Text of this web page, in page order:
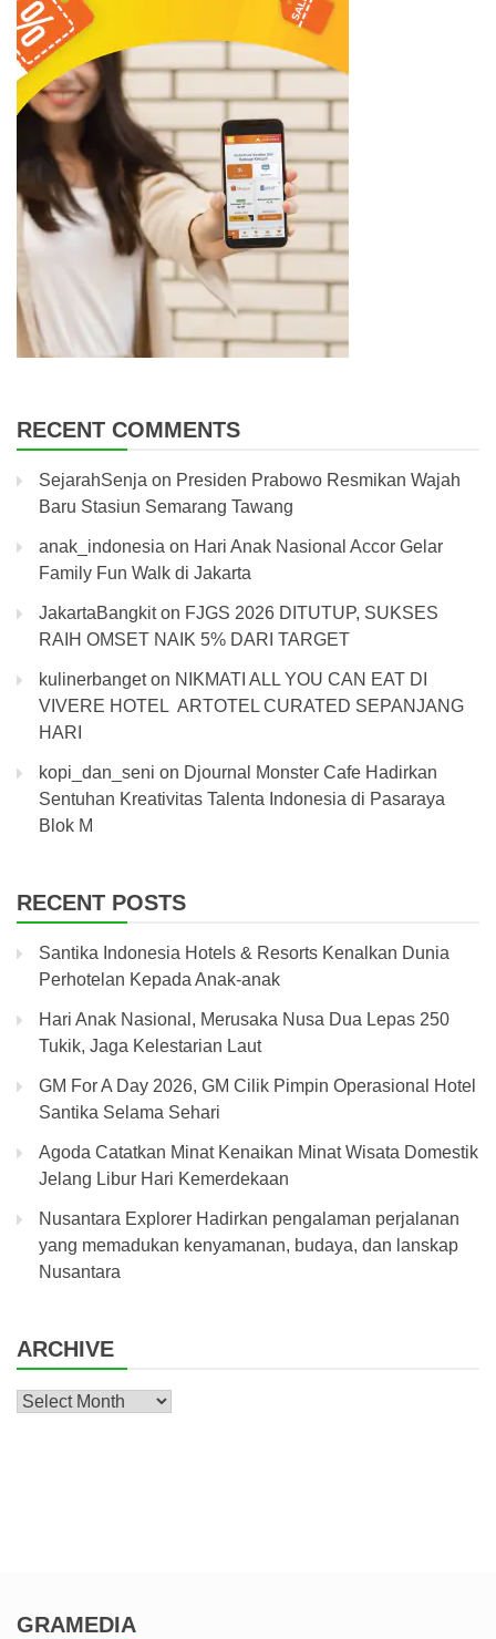
RECENT COMMENTS
SejarahSenja on Presiden Prabowo Resmikan Wajah
Baru Stasiun Semarang Tawang
anak_indonesia on Hari Anak Nasional Accor Gelar
Family Fun Walk di Jakarta
JakartaBangkiton FJGS 2026 DITUTUP, SUKSES
RAIH OMSET NAIK 5% DARI TARGET
kulinerbangeton NIKMATI ALL YOU CAN EAT DI
VIVERE HOTEL ARTOTEL CURATED SEPANJANG
HARI
kopi_dan_seni on Djournal Monster Cafe Hadirkan
Sentuhan Kreativitas Talenta Indonesia di Pasaraya
Blok M
RECENT POSTS
Santika Indonesia Hotels & Resorts Kenalkan Dunia
Perhotelan Kepada Anak-anak
Hari Anak Nasional, Merusaka Nusa Dua Lepas 250
Tukik, Jaga Kelestarian Laut
GM For A Day 2026, GM Cilik Pimpin Operasional Hotel
Santika Selama Sehari
Agoda Catatkan Minat Kenaikan Minat Wisata Domestik
Jelang Libur Hari Kemerdekaan
Nusantara Explorer Hadirkan pengalaman perjalanan
yang memadukan kenyamanan, budaya, dan lanskap
Nusantara
ARCHIVE
Archive
GRAMEDIA